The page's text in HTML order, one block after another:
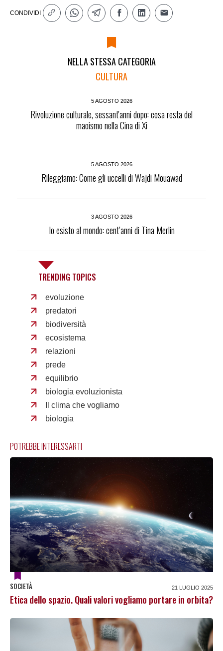
CONDIVIDI
NELLA STESSA CATEGORIA
CULTURA
5 AGOSTO 2026
Rivoluzione culturale, sessant'anni dopo: cosa resta del
maoismo nella Cina di Xi
5 AGOSTO 2026
Rileggiamo: Come gli uccelli di Wajdi Mouawad
3 AGOSTO 2026
Io esisto al mondo: cent’anni di Tina Merlin
TRENDING TOPICS
evoluzione
predatori
biodiversità
ecosistema
relazioni
prede
equilibrio
biologia evoluzionista
Il clima che vogliamo
biologia
POTREBBE INTERESSARTI
SOCIETÀ 21 LUGLIO 2025
Etica dello spazio. Quali valori vogliamo portare in orbita?